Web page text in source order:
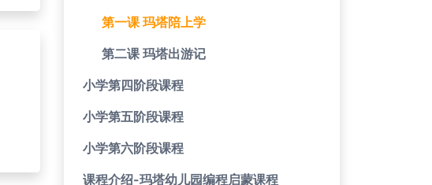
第一课 玛塔陪上学
第二课 玛塔出游记
小学第四阶段课程
小学第五阶段课程
小学第六阶段课程
课程介绍-玛塔幼儿园编程启蒙课程